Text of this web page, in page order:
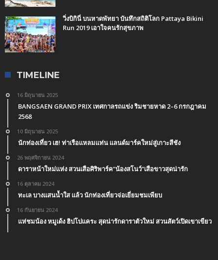
วิ่งบิกินี่ บนหาดพัทยา บันทึกสถิติโลก Pattaya Bikini
Run 2019 เอาใจคนรักสุขภาพ
TIMELINE
16 มิถุนายน 2025
BANGSAEN GRAND PRIX เทศกาลรถแข่ง ริมชายหาด 2–6 กรกฎาคม
2568
10 มิถุนายน 2025
นักท่องเที่ยว เฮ! ท่าเรือแหลมแท่น แลนด์มาร์คใหม่สู่เกาะสีชัง
26 พฤศจิกายน 2024
ดาราหน้าใหม่แห่ง สวนเสือศิริพาร์ค”น้องสโนว์”เสือขาวสุดน่ารัก
16 ตุลาคม 2024
ทะเล บางแสนน้ำใส แล้ว นักท่องเที่ยวจ่อเยี่ยมชมเพียบ
16 กันยายน 2024
แห่ชมน้อง หมูเด้ง ฮิปโปแคระ สุดน่ารักดาราตัวใหม่ สวนสัตว์เปิดเขาเขียว